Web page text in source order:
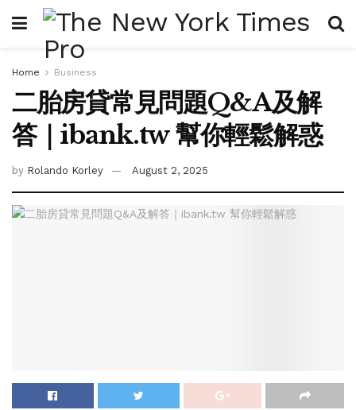
Home Business
二胎房貸常見問題Q&A及解
答｜ibank.tw 幫你輕鬆解惑
by Rolando Korley August 2, 2025